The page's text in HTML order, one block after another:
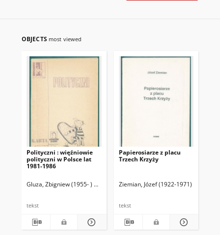
OBJECTS most viewed
Polityczni : więźniowie
polityczni w Polsce lat
1981-1986
Gluza, Zbigniew (1955- ) Red.
tekst
Papierosiarze z placu
Trzech Krzyży
Ziemian, Józef (1922-1971)
tekst